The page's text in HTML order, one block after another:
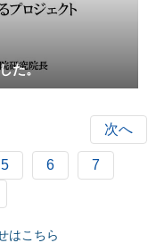
た。
5 6
7
次へ
はこちら